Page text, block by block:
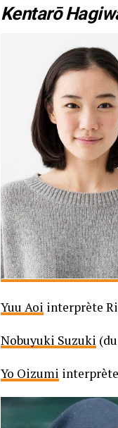
Kentarō
Yuu Aoi interprète
Nobuyuki Suzuki
Yo Oizumi